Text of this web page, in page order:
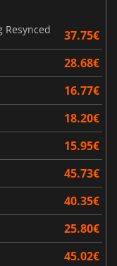
Resynced
37.75€
28.68€
16.77€
18.20€
15.95€
45.73€
40.35€
25.80€
45.02€